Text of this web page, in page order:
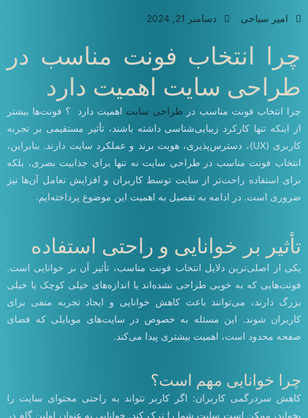
امیر سیاحی دسامبر 21, 2024
چرا انتخاب فونت مناسب در
طراحی سایت اهمیت دارد
چرا انتخاب فونت مناسب در طراحی سایت اهمیت دارد ؟ فونت‌ها بیشتر
از اینکه تنها کارکرد زیبایی‌شناسی داشته باشند، تأثیر مستقیمی بر تجربه
کاربری (UX)، دسترس‌پذیری، هویت برند و عملکرد سایت دارند. بنابراین،
انتخاب فونت مناسب در طراحی سایت نه تنها برای جذابیت بصری، بلکه
برای استفاده راحت‌تر از سایت توسط کاربران و افزایش تعامل آن‌ها نیز
ضروری است. در ادامه به تفصیل به اهمیت این موضوع پرداخته‌ایم.
تأثیر بر خوانایی و راحتی استفاده
یکی از اصلی‌ترین دلایل انتخاب فونت مناسب، تأثیر آن بر خوانایی است.
فونت‌هایی که به خوبی طراحی نشده‌اند یا اندازه‌های خیلی کوچک یا خیلی
بزرگ دارند، می‌توانند باعث کاهش خوانایی و ایجاد تجربه منفی برای
کاربران شوند. این مسئله به خصوص در سایت‌های موبایلی که فضای
صفحه محدود است، اهمیت بیشتری پیدا می‌کند.
چرا خوانایی مهم است؟
کاهش سردرگمی کاربران: اگر کاربر نتواند به راحتی محتوای سایت را
بخواند، ممکن است سایت شما را ترک کند. خوانایی به عنوان اولین گام در